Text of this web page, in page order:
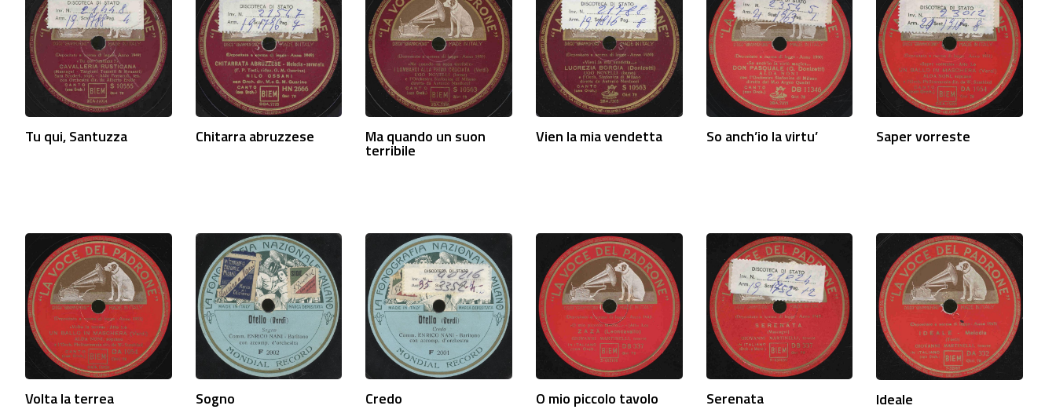
Tu qui, Santuzza Chitarra abruzzese Ma quando un suon
terribile
Vien la mia vendetta So anch’io la virtu’ Saper vorreste
Volta la terrea Sogno Credo O mio piccolo tavolo Serenata Ideale